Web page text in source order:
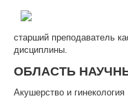
ПОДГОТОВИТЕЛЬНОЕ
ВЫПУСКНИКУ
старший преподаватель
дисциплины.
ОБЛАСТЬ
Акушерство и гинекология